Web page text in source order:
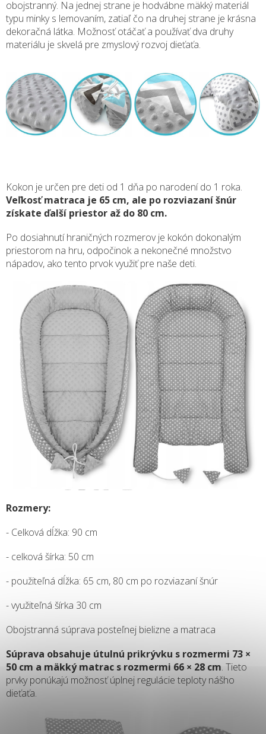
obojstranný. Na jednej strane je hodvábne mäkký materiál
typu minky s lemovaním, zatiaľ čo na druhej strane je krásna
dekoračná látka. Možnosť otáčať a používať dva druhy
materiálu je skvelá pre zmyslový rozvoj dieťaťa.
Kokon je určen pre deti od 1 dňa po narodení do 1 roka.
Veľkosť matraca je 65 cm, ale po rozviazaní šnúr
získate ďalší priestor až do 80 cm.
Po dosiahnutí hraničných rozmerov je kokón dokonalým
priestorom na hru, odpočinok a nekonečné množstvo
nápadov, ako tento prvok využiť pre naše deti.
Rozmery:
- Celková dĺžka: 90 cm
- celková šírka: 50 cm
- použiteľná dĺžka: 65 cm, 80 cm po rozviazaní šnúr
- využiteľná šírka 30 cm
Obojstranná súprava posteľnej bielizne a matraca
Súprava obsahuje útulnú prikrývku s rozmermi 73 ×
50 cm a mäkký matrac s rozmermi 66 × 28 cm. Tieto
prvky ponúkajú možnosť úplnej regulácie teploty nášho
dieťaťa.